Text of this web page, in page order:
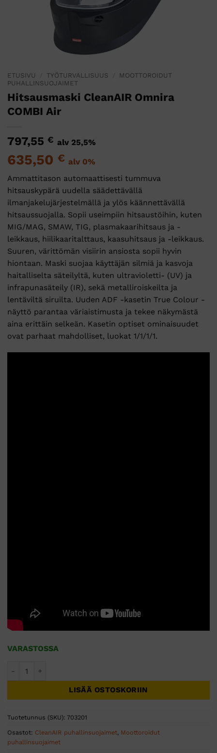
ETUSIVU TYÖTURVALLISUUS
MOOTTOROIDUT
PUHALLINSUOJAIMET
Hitsausmaski CleanAIR Omnira
COMBI Air
797,55 € alv 25,5%
635,50 € alv 0%
Ammattitason automaattisesti tummuva
hitsauskypärä uudella säädettävällä
ilmanjakelujärjestelmällä ja ylös käännettävällä
hitsaussuojalla. Sopii useimpiin hitsaustöihin, kuten
MIG/MAG, SMAW, TIG, plasmakaarihitsaus ja -
leikkaus, hiilikaaritalttaus, kaasuhitsaus ja -leikkaus.
Suuren, värittömän visiirin ansiosta sopii hyvin
hiontaan. Maski suojaa käyttäjän silmiä ja kasvoja
haitalliselta säteilyltä, kuten ultravioletti- (UV) ja
infrapunasäteily (IR), sekä metalliroiskeilta ja
lentäviltä siruilta. Uuden ADF -kasetin True Colour -
näyttö parantaa väriaistimusta ja tekee näkymästä
aina erittäin selkeän. Kasetin optiset ominaisuudet
ovat parhaat mahdolliset, luokat 1/1/1/1.
VARASTOSSA
LISÄÄ OSTOSKORIIN
Tuotetunnus (SKU): 703201
Osastot: CleanAIR puhallinsuojaimet, Moottoroidut
puhallinsuojaimet